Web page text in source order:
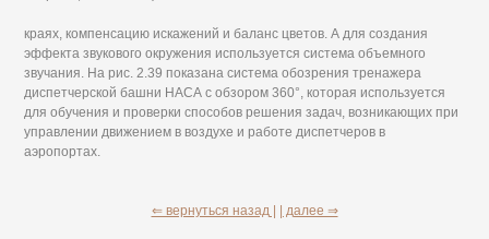
краях, компенсацию искажений и баланс цветов. А для создания
эффекта звукового окружения используется система объемного
звучания. На рис. 2.39 показана система обозрения тренажера
диспетчерской башни НАСА с обзором 360°, которая используется
для обучения и проверки способов решения задач, возникающих при
управлении движением в воздухе и работе диспетчеров в
аэропортах.
⇐ вернуться назад | | далее ⇒